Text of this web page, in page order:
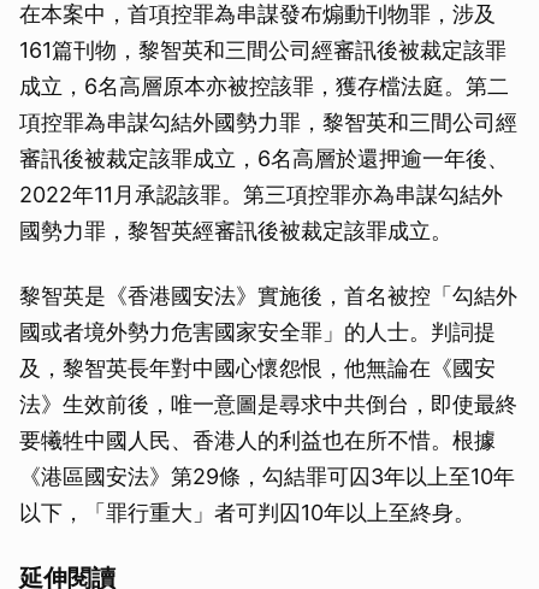
在本案中，首項控罪為串謀發布煽動刊物罪，涉及
161篇刊物，黎智英和三間公司經審訊後被裁定該罪
成立，6名高層原本亦被控該罪，獲存檔法庭。第二
項控罪為串謀勾結外國勢力罪，黎智英和三間公司經
審訊後被裁定該罪成立，6名高層於還押逾一年後、
2022年11月承認該罪。第三項控罪亦為串謀勾結外
國勢力罪，黎智英經審訊後被裁定該罪成立。
黎智英是《香港國安法》實施後，首名被控「勾結外
國或者境外勢力危害國家安全罪」的人士。判詞提
及，黎智英長年對中國心懷怨恨，他無論在《國安
法》生效前後，唯一意圖是尋求中共倒台，即使最終
要犧牲中國人民、香港人的利益也在所不惜。根據
《港區國安法》第29條，勾結罪可囚3年以上至10年
以下，「罪行重大」者可判囚10年以上至終身。
延伸閱讀